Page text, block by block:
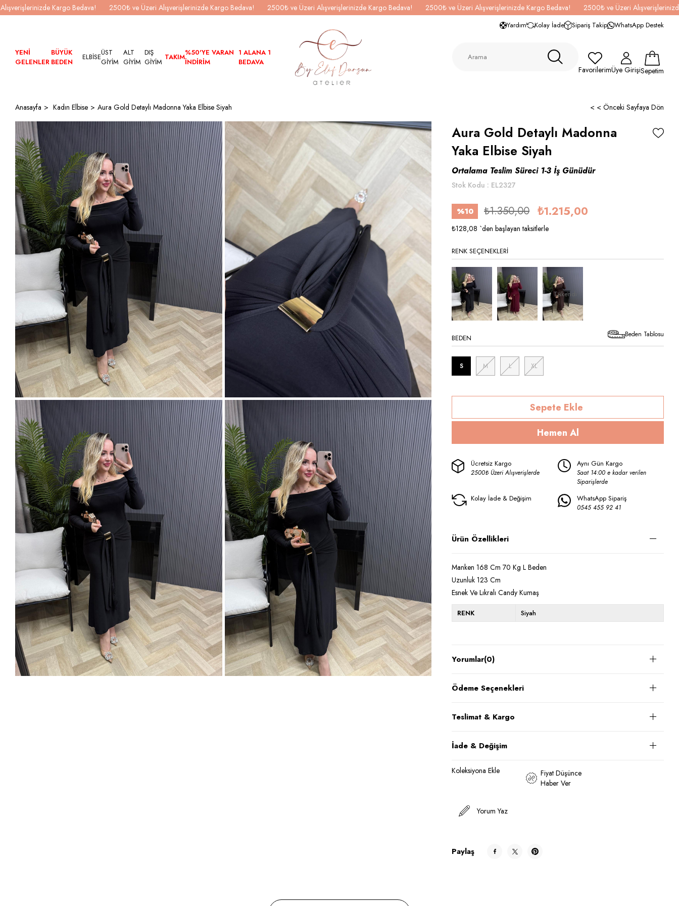
Kargo Bedava! 2500₺ ve Üzeri Alışverişlerinizde Kargo Bedava! 2500₺ ve Üzeri Alışverişlerinizde Kargo Bedava! 2500₺ ve Üzeri Alışverişlerinizde Kargo Bedava! 2500₺ ve Üzeri
YENİ
GELENLER
BÜYÜK
BEDEN
ELBİSEÜST
GİYİM
ALT
GİYİM
DIŞ
GİYİM TAKIM%50'YE VARAN
İNDİRİM
1 ALANA 1
BEDAVA
Yardım Kolay İade Sipariş Takip WhatsApp Destek
FavorilerimÜye GirişiSepetim
Anasayfa Kadın Elbise Aura Gold Detaylı Madonna Yaka Elbise Siyah < < Önceki Sayfaya Dön
Aura Gold Detaylı Madonna
Yaka Elbise Siyah
Ortalama Teslim Süreci 1-3 İş Günüdür
Stok Kodu EL2327
%10
İndirim
₺1.350,00 ₺1.215,00
₺128,08 `den başlayan taksitlerle
RENK SEÇENEKLERI
Tükendi
BEDEN
S M L XL
Beden Tablosu
Ücretsiz Kargo
2500₺ Üzeri Alışverişlerde
Aynı Gün Kargo
Saat 14:00 e kadar verilen
Siparişlerde
Kolay İade & Değişim WhatsApp Sipariş
0545 455 92 41
Ürün Özellikleri
Manken 168 Cm 70 Kg L Beden
Uzunluk 123 Cm
Esnek Ve Lıkralı Candy Kumaş
RENK Siyah
Yorumlar(0)
Ödeme Seçenekleri
Teslimat & Kargo
İade & Değişim
Koleksiyona Ekle
Fiyat Düşünce
Haber Ver
Yorum Yaz
Paylaş